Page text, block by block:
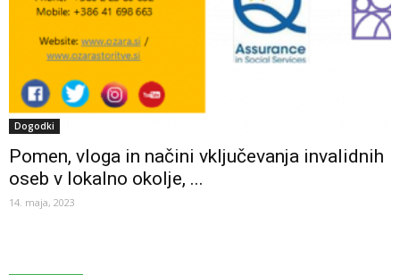
Dogodki
Pomen, vloga in načini vključevanja invalidnih
oseb v lokalno okolje, ...
14. maja, 2023